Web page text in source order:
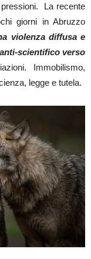
La recente
giorni in Abruzzo
violenza diffusa e
scientifico verso
Immobilismo,
legge e tutela.